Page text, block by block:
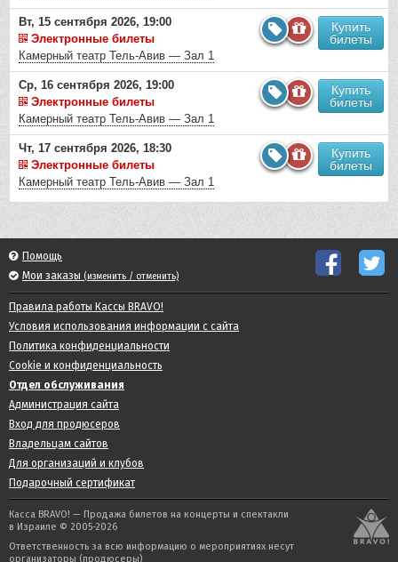
Вт, 15 сентября 2026, 19:00
Электронные билеты
Камерный театр Тель-Авив — Зал 1
Купить
билеты
Ср, 16 сентября 2026, 19:00
Электронные билеты
Камерный театр Тель-Авив — Зал 1
Купить
билеты
Чт, 17 сентября 2026, 18:30
Электронные билеты
Камерный театр Тель-Авив — Зал 1
Купить
билеты
Помощь
Мои заказы (изменить / отменить)
Правила работы Кассы BRAVO!
Условия использования информации с сайта
Политика конфиденциальности
Cookie и конфиденциальность
Отдел обслуживания
Администрация сайта
Вход для продюсеров
Владельцам сайтов
Для организаций и клубов
Подарочный сертификат
Касса BRAVO! — Продажа билетов на концерты и спектакли
в Израиле © 2005-2026
Ответственность за всю информацию о мероприятиях несут
организаторы (продюсеры)